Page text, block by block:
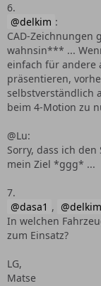
6.
delkim :
CAD-Zeichnungen
wahnsin*** ...
einfach für andere
präsentieren,
selbstverständlich
beim 4-Motion zu
@Lu:
Sorry, dass ich
mein Ziel *ggg* ...
7.
dasa1 , delkim
In welchen
zum Einsatz?
LG,
Matse